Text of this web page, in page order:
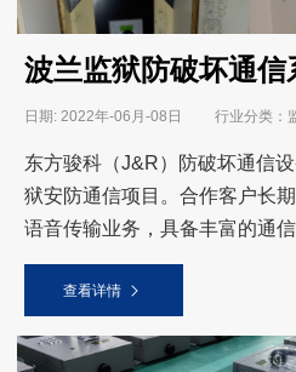
波兰监狱防破坏通信
日期: 2022年-06月-08日 行业分类
东方骏科（J&R）防破坏通信
狱安防通信项目。合作客户长
语音传输业务，具备丰富的通信
查看详情